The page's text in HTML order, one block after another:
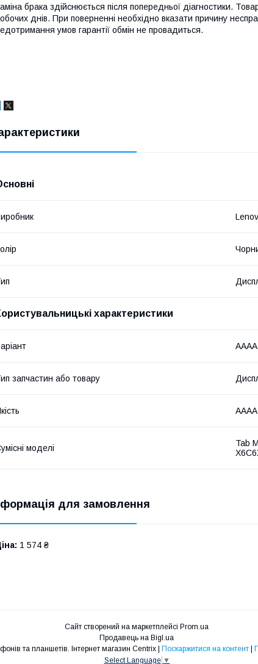
брака здійснюється після попередньої діагностики.
днів. При поверненні необхідно вказати причину
умов гарантії обмін не провадиться.
характеристики
AAAA
запчастин або товару
моделі
Tab
для замовлення
1 574 ₴
Сайт створений на маркетплейсі Prom.ua
Продавець на Bigl.ua
Запчастини для телефонів та планшетів. Інтернет магазин Centrix | Поскаржитися на контент |
Select Language ▼